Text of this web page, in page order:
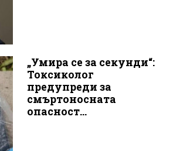
„Умира се за секунди“:
Токсиколог
предупреди за
смъртоносната
опасност...